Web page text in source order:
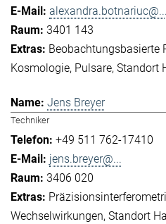
alexandra.botnariuc@...
3401 143
Beobachtungsbasierte
Kosmologie Pulsare Standort
Jens Breyer
Techniker
+49 511 762-17410
jens.breyer@...
3406 020
Wechselwirkungen Standort